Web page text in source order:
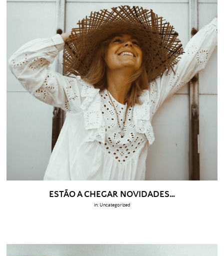
ESTÃO A CHEGAR NOVIDADES…
in: Uncategorized